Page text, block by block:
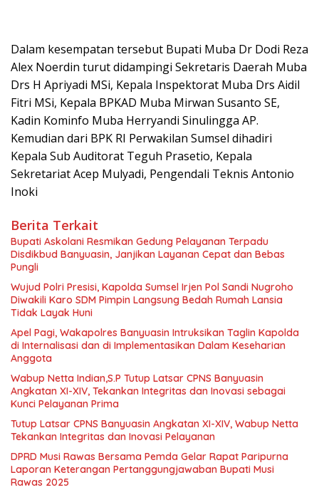
Dalam kesempatan tersebut Bupati Muba Dr Dodi Reza
Alex Noerdin turut didampingi Sekretaris Daerah Muba
Drs H Apriyadi MSi, Kepala Inspektorat Muba Drs Aidil
Fitri MSi, Kepala BPKAD Muba Mirwan Susanto SE,
Kadin Kominfo Muba Herryandi Sinulingga AP.
Kemudian dari BPK RI Perwakilan Sumsel dihadiri
Kepala Sub Auditorat Teguh Prasetio, Kepala
Sekretariat Acep Mulyadi, Pengendali Teknis Antonio
Inoki
Berita Terkait
Bupati Askolani Resmikan Gedung Pelayanan Terpadu
Disdikbud Banyuasin, Janjikan Layanan Cepat dan Bebas
Pungli
Wujud Polri Presisi, Kapolda Sumsel Irjen Pol Sandi Nugroho
Diwakili Karo SDM Pimpin Langsung Bedah Rumah Lansia
Tidak Layak Huni
Apel Pagi, Wakapolres Banyuasin Intruksikan Taglin Kapolda
di Internalisasi dan di Implementasikan Dalam Keseharian
Anggota
Wabup Netta Indian,S.P Tutup Latsar CPNS Banyuasin
Angkatan XI-XIV, Tekankan Integritas dan Inovasi sebagai
Kunci Pelayanan Prima
Tutup Latsar CPNS Banyuasin Angkatan XI-XIV, Wabup Netta
Tekankan Integritas dan Inovasi Pelayanan
DPRD Musi Rawas Bersama Pemda Gelar Rapat Paripurna
Laporan Keterangan Pertanggungjawaban Bupati Musi
Rawas 2025